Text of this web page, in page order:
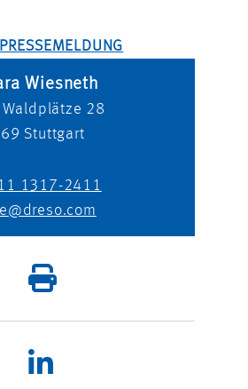
Wiesneth
Waldplätze 28
Stuttgart
1317-2411